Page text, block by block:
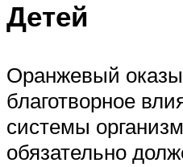
Детей
Оранжевый
благотворное
системы
обязательно